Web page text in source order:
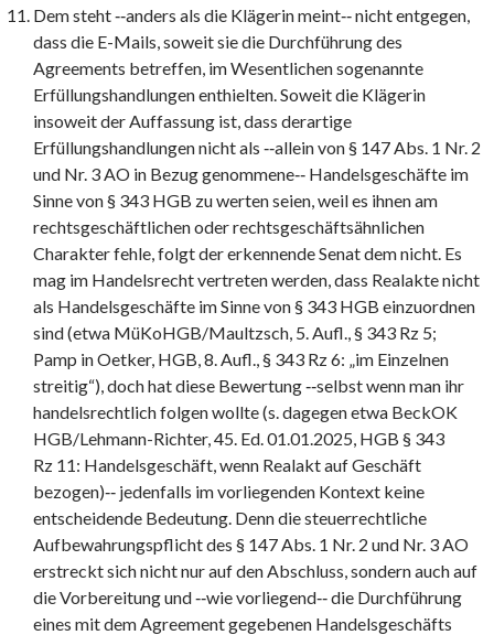
Dem steht ‑‑anders als die Klägerin meint‑‑ nicht entgegen,
dass die E-Mails, soweit sie die Durchführung des
Agreements betreffen, im Wesentlichen sogenannte
Erfüllungshandlungen enthielten. Soweit die Klägerin
insoweit der Auffassung ist, dass derartige
Erfüllungshandlungen nicht als ‑‑allein von § 147 Abs. 1 Nr. 2
und Nr. 3 AO in Bezug genommene‑‑ Handelsgeschäfte im
Sinne von § 343 HGB zu werten seien, weil es ihnen am
rechtsgeschäftlichen oder rechtsgeschäftsähnlichen
Charakter fehle, folgt der erkennende Senat dem nicht. Es
mag im Handelsrecht vertreten werden, dass Realakte nicht
als Handelsgeschäfte im Sinne von § 343 HGB einzuordnen
sind (etwa MüKoHGB/Maultzsch, 5. Aufl., § 343 Rz 5;
Pamp in Oetker, HGB, 8. Aufl., § 343 Rz 6: „im Einzelnen
streitig“), doch hat diese Bewertung ‑‑selbst wenn man ihr
handelsrechtlich folgen wollte (s. dagegen etwa BeckOK
HGB/Lehmann-Richter, 45. Ed. 01.01.2025, HGB § 343
Rz 11: Handelsgeschäft, wenn Realakt auf Geschäft
bezogen)‑‑ jedenfalls im vorliegenden Kontext keine
entscheidende Bedeutung. Denn die steuerrechtliche
Aufbewahrungspflicht des § 147 Abs. 1 Nr. 2 und Nr. 3 AO
erstreckt sich nicht nur auf den Abschluss, sondern auch auf
die Vorbereitung und ‑‑wie vorliegend‑‑ die Durchführung
eines mit dem Agreement gegebenen Handelsgeschäfts